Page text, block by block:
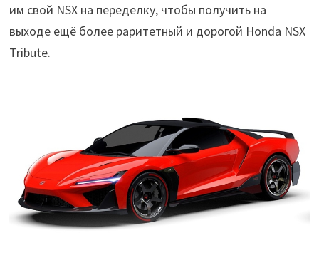
им свой NSX на переделку, чтобы получить на
выходе ещё более раритетный и дорогой Honda NSX
Tribute.